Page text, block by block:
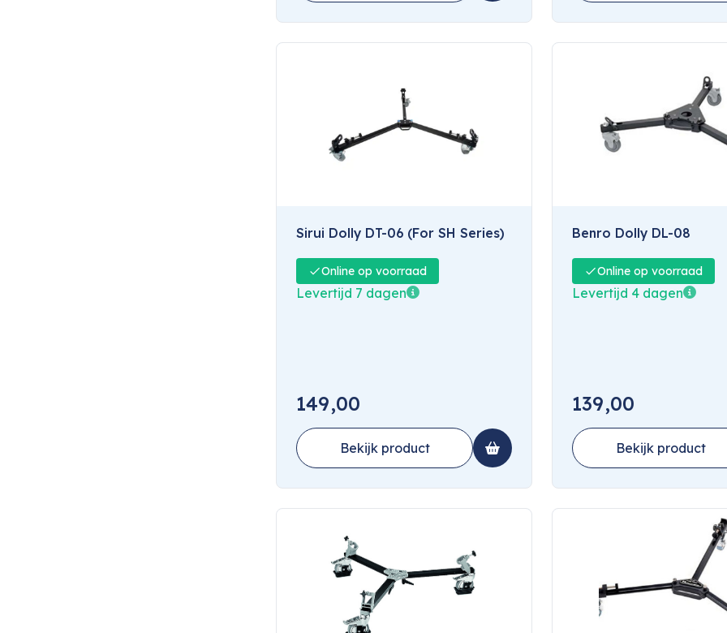
Sirui Dolly DT-06 (For SH Series)
Online op voorraad
Levertijd 7 dagen
149,00
Bekijk product
Benro Dolly DL-08
Online op voorraad
Levertijd 4 dagen
139,00
Bekijk product